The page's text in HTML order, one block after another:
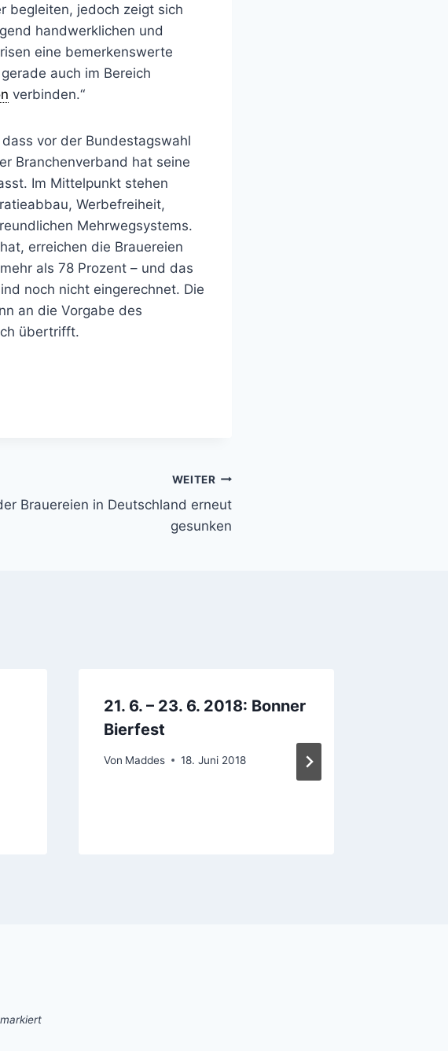
begleiten, jedoch zeigt sich
handwerklichen und
eine bemerkenswerte
auch im Bereich
verbinden.“
vor der Bundestagswahl
Branchenverband hat seine
Im Mittelpunkt stehen
Werbefreiheit,
Mehrwegsystems.
erreichen die Brauereien
als 78 Prozent – und das
noch nicht eingerechnet. Die
an die Vorgabe des
übertrifft.
WEITER
Brauereien in Deutschland erneut
gesunken
21. 6. – 23. 6. 2018: Bonner
Bierfest
Von Maddes 18. Juni 2018
markiert